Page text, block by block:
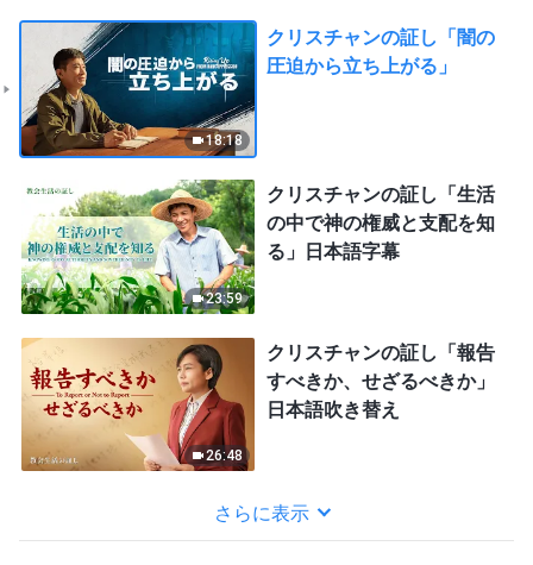
18:18
クリスチャンの証し「闇の
圧迫から立ち上がる」
23:59
クリスチャンの証し「生活
の中で神の権威と支配を知
る」日本語字幕
26:48
クリスチャンの証し「報告
すべきか、せざるべきか」
日本語吹き替え
さらに表示